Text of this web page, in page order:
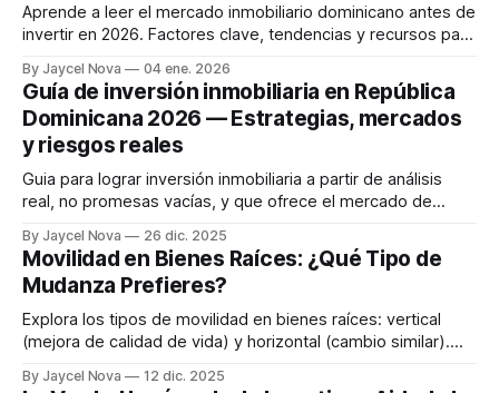
Aprende a leer el mercado inmobiliario dominicano antes de
invertir en 2026. Factores clave, tendencias y recursos para
By Jaycel Nova 04 ene. 2026
Guía de inversión inmobiliaria en República
Dominicana 2026 — Estrategias, mercados
y riesgos reales
Guia para lograr inversión inmobiliaria a partir de análisis
real, no promesas vacías, y que ofrece el mercado de
By Jaycel Nova 26 dic. 2025
Movilidad en Bienes Raíces: ¿Qué Tipo de
Mudanza Prefieres?
Explora los tipos de movilidad en bienes raíces: vertical
(mejora de calidad de vida) y horizontal (cambio similar).
necesidades.
By Jaycel Nova 12 dic. 2025